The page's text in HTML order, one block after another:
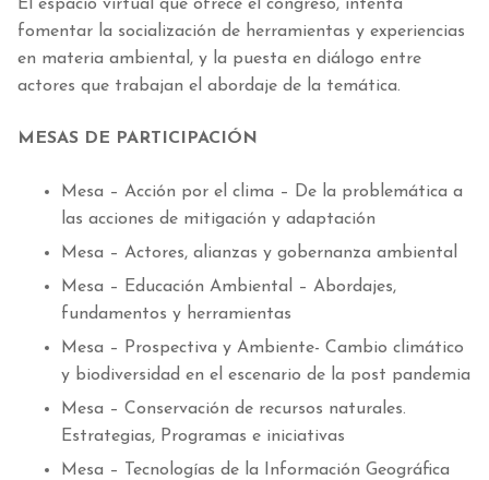
El espacio virtual que ofrece el congreso, intenta
fomentar la socialización de herramientas y experiencias
en materia ambiental, y la puesta en diálogo entre
actores que trabajan el abordaje de la temática.
MESAS DE PARTICIPACIÓN
Mesa – Acción por el clima – De la problemática a
las acciones de mitigación y adaptación
Mesa – Actores, alianzas y gobernanza ambiental
Mesa – Educación Ambiental – Abordajes,
fundamentos y herramientas
Mesa – Prospectiva y Ambiente- Cambio climático
y biodiversidad en el escenario de la post pandemia
Mesa – Conservación de recursos naturales.
Estrategias, Programas e iniciativas
Mesa – Tecnologías de la Información Geográfica